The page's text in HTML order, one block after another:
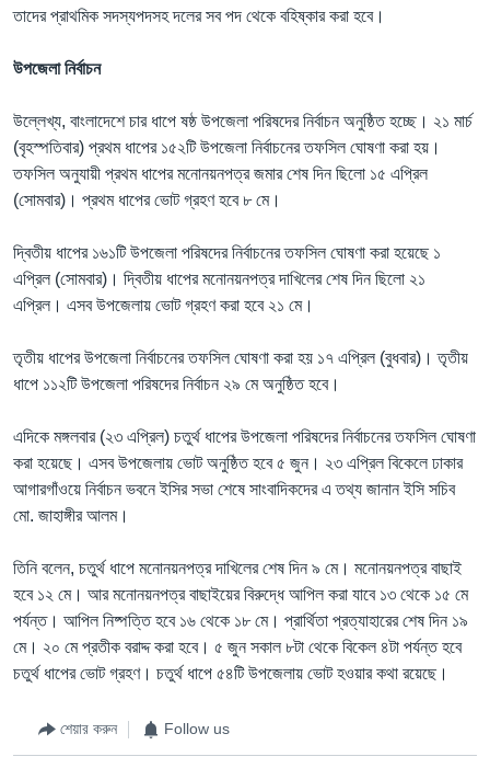
তাদের প্রাথমিক সদস্যপদসহ দলের সব পদ থেকে বহিষ্কার করা হবে।
উপজেলা নির্বাচন
উল্লেখ্য, বাংলাদেশে চার ধাপে ষষ্ঠ উপজেলা পরিষদের নির্বাচন অনুষ্ঠিত হচ্ছে। ২১ মার্চ
(বৃহস্পতিবার) প্রথম ধাপের ১৫২টি উপজেলা নির্বাচনের তফসিল ঘোষণা করা হয়।
তফসিল অনুযায়ী প্রথম ধাপের মনোনয়নপত্র জমার শেষ দিন ছিলো ১৫ এপ্রিল
(সোমবার)। প্রথম ধাপের ভোট গ্রহণ হবে ৮ মে।
দ্বিতীয় ধাপের ১৬১টি উপজেলা পরিষদের নির্বাচনের তফসিল ঘোষণা করা হয়েছে ১
এপ্রিল (সোমবার)। দ্বিতীয় ধাপের মনোনয়নপত্র দাখিলের শেষ দিন ছিলো ২১
এপ্রিল। এসব উপজেলায় ভোট গ্রহণ করা হবে ২১ মে।
তৃতীয় ধাপের উপজেলা নির্বাচনের তফসিল ঘোষণা করা হয় ১৭ এপ্রিল (বুধবার)। তৃতীয়
ধাপে ১১২টি উপজেলা পরিষদের নির্বাচন ২৯ মে অনুষ্ঠিত হবে।
এদিকে মঙ্গলবার (২৩ এপ্রিল) চতুর্থ ধাপের উপজেলা পরিষদের নির্বাচনের তফসিল ঘোষণা
করা হয়েছে। এসব উপজেলায় ভোট অনুষ্ঠিত হবে ৫ জুন। ২৩ এপ্রিল বিকেলে ঢাকার
আগারগাঁওয়ে নির্বাচন ভবনে ইসির সভা শেষে সাংবাদিকদের এ তথ্য জানান ইসি সচিব
মো. জাহাঙ্গীর আলম।
তিনি বলেন, চতুর্থ ধাপে মনোনয়নপত্র দাখিলের শেষ দিন ৯ মে। মনোনয়নপত্র বাছাই
হবে ১২ মে। আর মনোনয়নপত্র বাছাইয়ের বিরুদ্ধে আপিল করা যাবে ১৩ থেকে ১৫ মে
পর্যন্ত। আপিল নিষ্পত্তি হবে ১৬ থেকে ১৮ মে। প্রার্থিতা প্রত্যাহারের শেষ দিন ১৯
মে। ২০ মে প্রতীক বরাদ্দ করা হবে। ৫ জুন সকাল ৮টা থেকে বিকেল ৪টা পর্যন্ত হবে
চতুর্থ ধাপের ভোট গ্রহণ। চতুর্থ ধাপে ৫৪টি উপজেলায় ভোট হওয়ার কথা রয়েছে।
শেয়ার করুন Follow us